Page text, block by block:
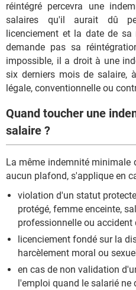
réintégré percevra une
salaires qu'il aurait dû
licenciement et la date de
demande pas sa
impossible, il a droit à une
six derniers mois de salaire,
légale, conventionnelle ou
Quand toucher une
salaire ?
La même indemnité minimale
aucun plafond, s'applique en
violation d'un statut
protégé, femme enceinte,
professionnelle ou accident
licenciement fondé sur la
harcèlement moral ou
en cas de non validation
l'emploi quand le salarié ne